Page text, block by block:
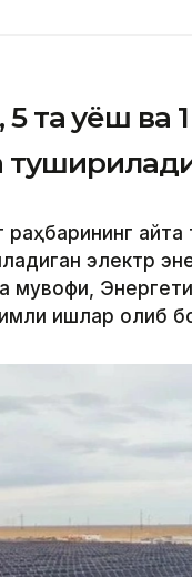
та қуёш ва
қайта
электр
ишлар олиб